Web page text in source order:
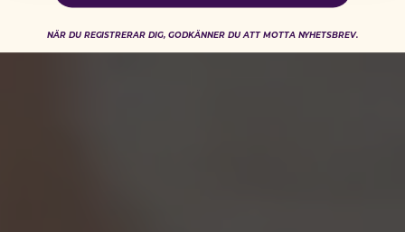
NÄR DU REGISTRERAR DIG, GODKÄNNER DU ATT MOTTA NYHETSBREV.